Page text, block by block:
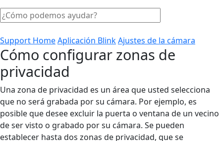
Support HomeAplicación BlinkAjustes de la cámara
Cómo configurar zonas de
privacidad
Una zona de privacidad es un área que usted selecciona
que no será grabada por su cámara. Por ejemplo, es
posible que desee excluir la puerta o ventana de un vecino
de ser visto o grabado por su cámara. Se pueden
establecer hasta dos zonas de privacidad, que se